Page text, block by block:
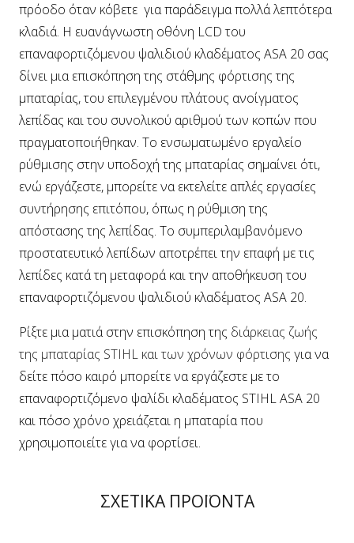
πρόοδο όταν κόβετε για παράδειγμα πολλά λεπτότερα
κλαδιά. Η ευανάγνωστη οθόνη LCD του
επαναφορτιζόμενου ψαλιδιού κλαδέματος ASA 20 σας
δίνει μια επισκόπηση της στάθμης φόρτισης της
μπαταρίας, του επιλεγμένου πλάτους ανοίγματος
λεπίδας και του συνολικού αριθμού των κοπών που
πραγματοποιήθηκαν. Το ενσωματωμένο εργαλείο
ρύθμισης στην υποδοχή της μπαταρίας σημαίνει ότι,
ενώ εργάζεστε, μπορείτε να εκτελείτε απλές εργασίες
συντήρησης επιτόπου, όπως η ρύθμιση της
απόστασης της λεπίδας. Το συμπεριλαμβανόμενο
προστατευτικό λεπίδων αποτρέπει την επαφή με τις
λεπίδες κατά τη μεταφορά και την αποθήκευση του
επαναφορτιζόμενου ψαλιδιού κλαδέματος ASA 20.
Ρίξτε μια ματιά στην επισκόπηση της διάρκειας ζωής
της μπαταρίας STIHL και των χρόνων φόρτισης για να
δείτε πόσο καιρό μπορείτε να εργάζεστε με το
επαναφορτιζόμενο ψαλίδι κλαδέματος STIHL ASA 20
και πόσο χρόνο χρειάζεται η μπαταρία που
χρησιμοποιείτε για να φορτίσει.
ΣΧΕΤΙΚΑ ΠΡΟΪΟΝΤΑ